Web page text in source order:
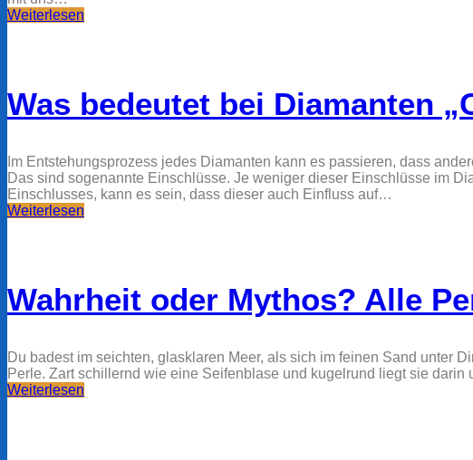
Weiterlesen
Was bedeutet bei Diamanten
Im Entstehungsprozess jedes Diamanten kann es passieren, dass
Das sind sogenannte Einschlüsse. Je weniger dieser Einschlüsse im
Einschlusses, kann es sein, dass dieser auch Einfluss auf…
Weiterlesen
Wahrheit oder Mythos? Alle
Du badest im seichten, glasklaren Meer, als sich im feinen Sand unter
Perle. Zart schillernd wie eine Seifenblase und kugelrund liegt sie
Weiterlesen